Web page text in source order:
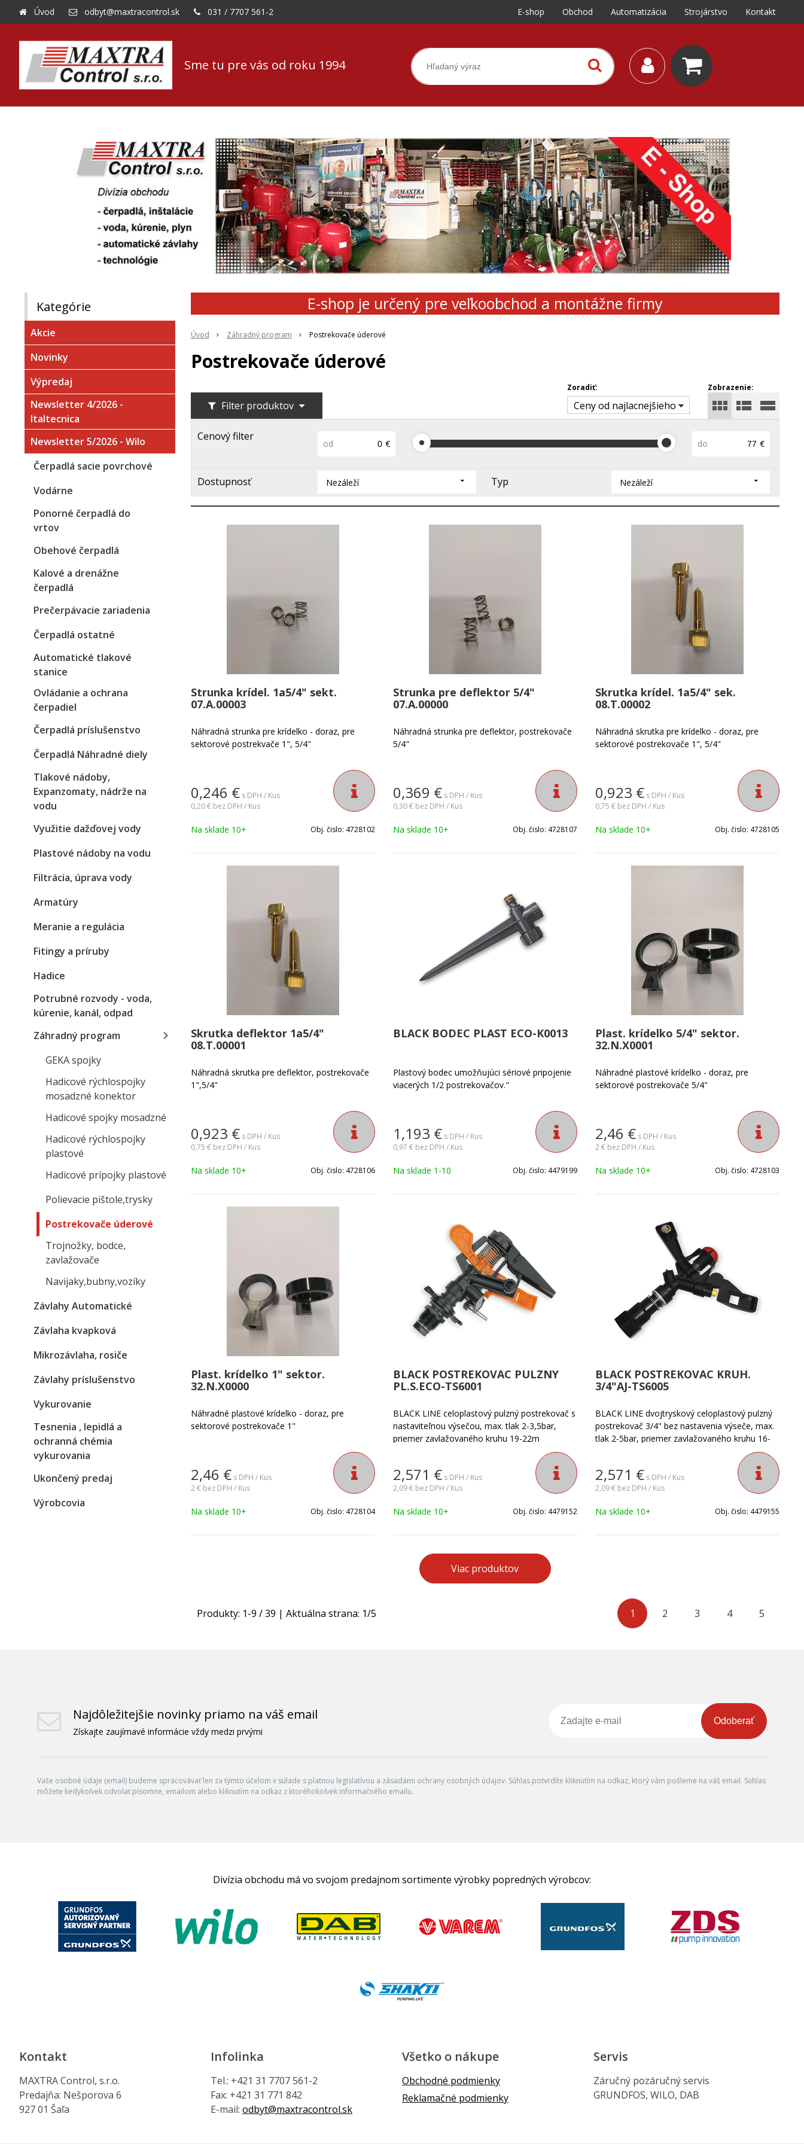
Sme tu pre vás od roku 1994
Úvod odbyt@maxtracontrol.sk 031 / 7707 561-2 E-shop Obchod Automatizácia Strojárstvo Kontakt
E-shop je určený pre veľkoobchod a montážne firmy
Úvod Záhradný program Postrekovače úderové
Postrekovače úderové
Filter produktov
Zobrazenie:
Zoradiť:
Ceny od najlacnejšieho
Cenový filter
od € do €
Dostupnosť Nezáleží Typ Nezáleží
Strunka krídel. 1a5/4" sekt.
07.A.00003
Náhradná strunka pre krídelko - doraz, pre
sektorové postrekvače 1", 5/4"
0,246 € s DPH / Kus
0,20 € bez DPH / Kus
Na sklade 10+ Obj. čislo: 4728102
Strunka pre deflektor 5/4"
07.A.00000
Náhradná strunka pre deflektor, postrekovače
5/4"
0,369 € s DPH / Kus
0,30 € bez DPH / Kus
Na sklade 10+ Obj. čislo: 4728107
Skrutka krídel. 1a5/4" sek.
08.T.00002
Náhradná skrutka pre krídelko - doraz, pre
sektorové postrekovače 1", 5/4"
0,923 € s DPH / Kus
0,75 € bez DPH / Kus
Na sklade 10+ Obj. čislo: 4728105
Skrutka deflektor 1a5/4"
08.T.00001
Náhradná skrutka pre deflektor, postrekovače
1",5/4"
0,923 € s DPH / Kus
0,75 € bez DPH / Kus
Na sklade 10+ Obj. čislo: 4728106
BLACK BODEC PLAST ECO-K0013
Plastový bodec umožňujúci sériové pripojenie
viacerých 1/2 postrekovačov."
1,193 € s DPH / Kus
0,97 € bez DPH / Kus
Na sklade 1-10 Obj. čislo: 4479199
Plast. krídelko 5/4" sektor.
32.N.X0001
Náhradné plastové krídelko - doraz, pre
sektorové postrekovače 5/4"
2,46 € s DPH / Kus
2 € bez DPH / Kus
Na sklade 10+ Obj. čislo: 4728103
Plast. krídelko 1" sektor.
32.N.X0000
Náhradné plastové krídelko - doraz, pre
sektorové postrekovače 1"
2,46 € s DPH / Kus
2 € bez DPH / Kus
Na sklade 10+ Obj. čislo: 4728104
BLACK POSTREKOVAC PULZNY
PL.S.ECO-TS6001
BLACK LINE celoplastový pulzný postrekovač s
nastaviteľnou výsečou, max. tlak 2-3,5bar,
priemer zavlažovaného kruhu 19-22m
2,571 € s DPH / Kus
2,09 € bez DPH / Kus
Na sklade 10+ Obj. čislo: 4479152
BLACK POSTREKOVAC KRUH.
3/4"AJ-TS6005
BLACK LINE dvojtryskový celoplastový pulzný
postrekovač 3/4" bez nastavenia výseče, max.
tlak 2-5bar, priemer zavlažovaného kruhu 16-
2,571 € s DPH / Kus
2,09 € bez DPH / Kus
Na sklade 10+ Obj. čislo: 4479155
Viac produktov
1 2 3 4 5
Produkty: 1-9 /39 | Aktuálna strana: 1/5
Kategórie
Akcie
Novinky
Výpredaj
Newsletter 4/2026 -
Italtecnica
Newsletter 5/2026 - Wilo
Čerpadlá sacie povrchové
Vodárne
Ponorné čerpadlá do
vrtov
Obehové čerpadlá
Kalové a drenážne
čerpadlá
Prečerpávacie zariadenia
Čerpadlá ostatné
Automatické tlakové
stanice
Ovládanie a ochrana
čerpadiel
Čerpadlá príslušenstvo
Čerpadlá Náhradné diely
Tlakové nádoby,
Expanzomaty, nádrže na
vodu
Využitie dažďovej vody
Plastové nádoby na vodu
Filtrácia, úprava vody
Armatúry
Meranie a regulácia
Fitingy a príruby
Hadice
Potrubné rozvody - voda,
kúrenie, kanál, odpad
Záhradný program
GEKA spojky
Hadicové rýchlospojky
mosadzné konektor
Hadicové spojky mosadzné
Hadicové rýchlospojky
plastové
Hadicové prípojky plastové
Polievacie pištole,trysky
Postrekovače úderové
Trojnožky, bodce,
zavlažovače
Navijaky,bubny,vozíky
Závlahy Automatické
Závlaha kvapková
Mikrozávlaha, rosiče
Závlahy príslušenstvo
Vykurovanie
Tesnenia , lepidlá a
ochranná chémia
vykurovania
Ukončený predaj
Výrobcovia
Najdôležitejšie novinky priamo na váš email
Získajte zaujímavé informácie vždy medzi prvými
Odoberať
Vaše osobné údaje (email) budeme spracovávať len za týmto účelom v súlade s platnou legislatívou a zásadami ochrany osobných údajov. Súhlas potvrdíte kliknutím na odkaz, ktorý vám pošleme na váš email. Súhlas
môžete kedykoľvek odvolať písomne, emailom alebo kliknutím na odkaz z ktoréhokoľvek informačného emailu.
Divízia obchodu má vo svojom predajnom sortimente výrobky popredných výrobcov:
Kontakt
MAXTRA Control, s.r.o.
Predajňa: Nešporova 6
927 01 Šaľa
Infolinka
Tel.: +421 31 7707 561-2
Fax: +421 31 771 842
E-mail: odbyt@maxtracontrol.sk
Všetko o nákupe
Obchodné podmienky
Reklamačné podmienky
Servis
Záručný pozáručný servis
GRUNDFOS, WILO, DAB